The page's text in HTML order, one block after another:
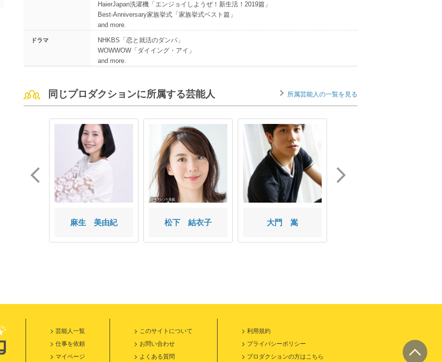
HaierJapan洗濯機「エンジョイしようぜ！新生活！2019篇」
Best-Anniversary家族挙式「家族挙式ベスト篇」
and more.
ドラマ
NHKBS「恋と就活のダンパ」
WOWWOW「ダイイング・アイ」
and more.
同じプロダクションに所属する芸能人 所属芸能人の一覧を見る
麻生 美由紀 松下 結衣子 大門 嵩
芸能人一覧
仕事を依頼
マイページ
このサイトについて
お問い合わせ
よくある質問
利用規約
プライバシーポリシー
プロダクションの方はこちら